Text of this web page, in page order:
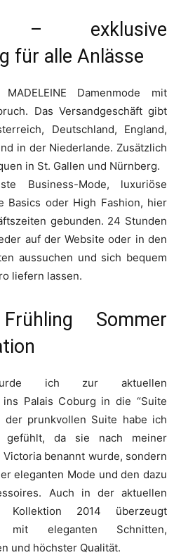
– exklusive
für alle Anlässe
Damenmode mit
Das Versandgeschäft gibt
Deutschland, England,
in der Niederlande. Zusätzlich
in St. Gallen und Nürnberg.
Business-Mode, luxuriöse
Basics oder High Fashion, hier
gebunden. 24 Stunden
auf der Website oder in den
aussuchen und sich bequem
liefern lassen.
Frühling Sommer
ich zur aktuellen
ins Palais Coburg in die “Suite
der prunkvollen Suite habe ich
da sie nach meiner
benannt wurde, sondern
eleganten Mode und den dazu
Auch in der aktuellen
2014 überzeugt
mit eleganten Schnitten,
und höchster Qualität.